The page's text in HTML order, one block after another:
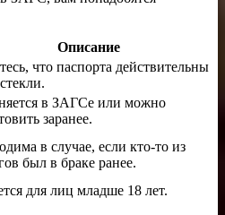
Описание
что паспорта действительны
в ЗАГСе или можно
заранее.
в случае, если кто-то из
был в браке ранее.
для лиц младше 18 лет.